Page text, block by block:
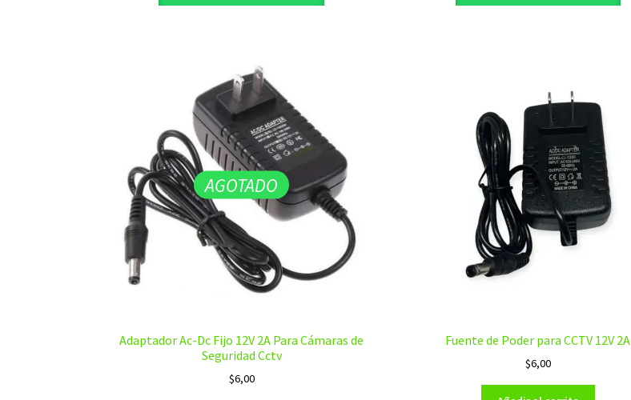
AGOTADO
Adaptador Ac-Dc Fijo 12V 2A Para Cámaras de
Seguridad Cctv
$6,00
Fuente de Poder para CCTV 12V 2A
$6,00